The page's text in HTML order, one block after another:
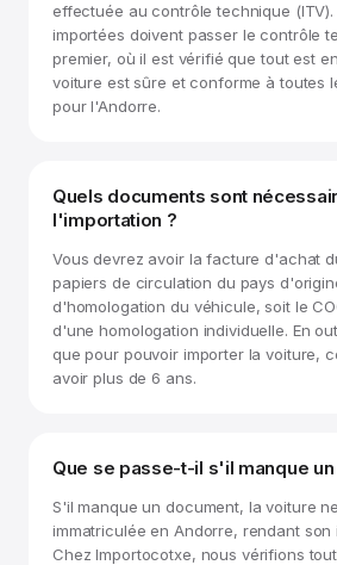
effectuée au contrôle technique
importées doivent passer le contrôle
premier, où il est vérifié que tout est
voiture est sûre et conforme à toutes
pour l'Andorre.
Quels documents sont
l'importation ?
Vous devrez avoir la facture d'achat
papiers de circulation du pays
d'homologation du véhicule, soit le
d'une homologation individuelle. En
que pour pouvoir importer la voiture,
avoir plus de 6 ans.
Que se passe-t-il s'il manque
S'il manque un document, la voiture
immatriculée en Andorre, rendant son
Chez Importocotxe, nous vérifions